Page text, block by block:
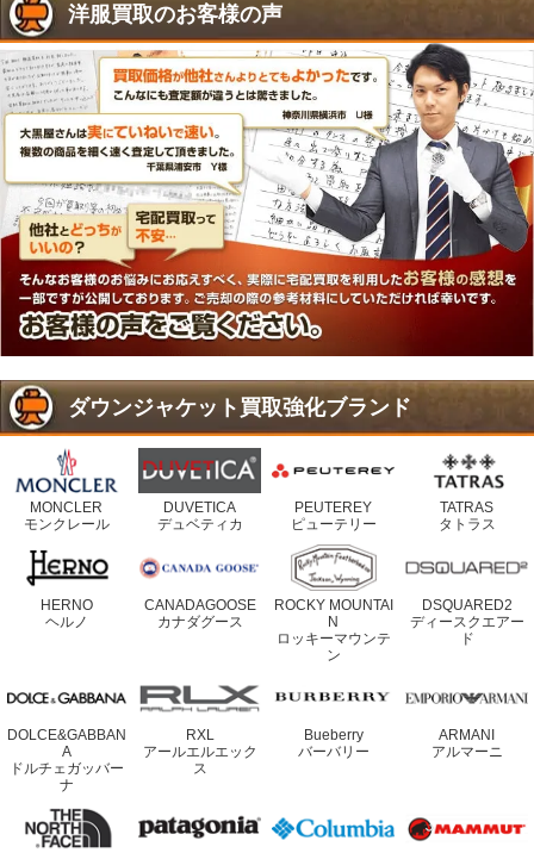
洋服買取のお客様の声
ダウンジャケット買取強化ブランド
MONCLER
モンクレール
DUVETICA
デュベティカ
PEUTEREY
ピューテリー
TATRAS
タトラス
HERNO
ヘルノ
CANADAGOOSE
カナダグース
ROCKY MOUNTAI
N
ロッキーマウンテ
ン
DSQUARED2
ディースクエアー
ド
DOLCE&GABBAN
A
ドルチェガッバー
ナ
RXL
アールエルエック
ス
Bueberry
バーバリー
ARMANI
アルマーニ